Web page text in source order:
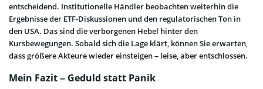
entscheidend. Institutionelle Händler beobachten weiterhin die
Ergebnisse der ETF-Diskussionen und den regulatorischen Ton in
den USA. Das sind die verborgenen Hebel hinter den
Kursbewegungen. Sobald sich die Lage klärt, können Sie erwarten,
dass größere Akteure wieder einsteigen – leise, aber entschlossen.
Mein Fazit – Geduld statt Panik